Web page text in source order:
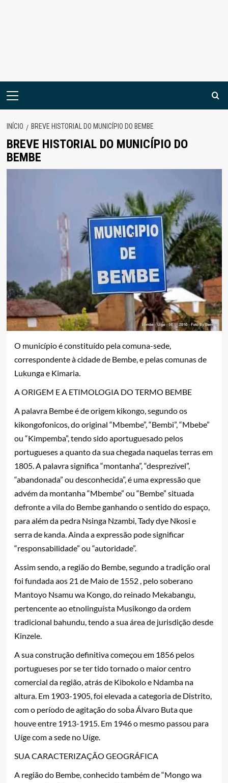
Menu
INÍCIO BREVE HISTORIAL DO MUNICÍPIO DO BEMBE
BREVE HISTORIAL DO MUNICÍPIO DO
BEMBE
O município é constituído pela comuna-sede,
correspondente à cidade de Bembe, e pelas comunas de
Lukunga e Kimaria.
A ORIGEM E A ETIMOLOGIA DO TERMO BEMBE
A palavra Bembe é de origem kikongo, segundo os
kikongofonicos, do original “Mbembe”, “Bembi”, “Mbebe”
ou “Kimpemba”, tendo sido aportuguesado pelos
portugueses a quanto da sua chegada naquelas terras em
1805. A palavra significa “montanha”, “desprezível”,
“abandonada” ou desconhecida”, é uma expressão que
advém da montanha “Mbembe” ou “Bembe” situada
defronte a vila do Bembe ganhando o sentido do espaço,
para além da pedra Nsinga Nzambi, Tady dye Nkosi e
serra de kanda. Ainda a expressão pode significar
“responsabilidade” ou “autoridade”.
Assim sendo, a região do Bembe, segundo a tradição oral
foi fundada aos 21 de Maio de 1552 , pelo soberano
Mantoyo Nsamu wa Kongo, do reinado Mekabangu,
pertencente ao etnolinguísta Musikongo da ordem
tradicional bahundu, tendo a sua área de jurisdição desde
Kinzele.
A sua construção definitiva começou em 1856 pelos
portugueses por se ter tido tornado o maior centro
comercial da região, atrás de Kibokolo e Ndamba na
altura. Em 1903-1905, foi elevada a categoria de Distrito,
com o período de agitação do soba Álvaro Buta que
houve entre 1913-1915. Em 1946 o mesmo passou para
Uíge com a sede no Uíge.
SUA CARACTERIZAÇÃO GEOGRÁFICA
A região do Bembe, conhecido também de “Mongo wa